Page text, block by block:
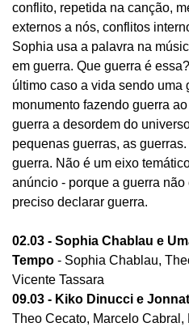
conflito, repetida na canção,
externos a nós, conflitos
Sophia usa a palavra na
em guerra. Que guerra é
último caso a vida sendo uma
monumento fazendo guerra
guerra a desordem do
pequenas guerras, as
guerra. Não é um eixo
anúncio - porque a guerra
preciso declarar guerra.
02.03 - Sophia Chablau e
Tempo - Sophia Chablau,
Vicente Tassara
09.03 - Kiko Dinucci e
Theo Cecato, Marcelo Cabral,